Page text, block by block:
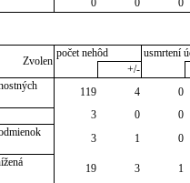
Zvolen
počet nehôd
usmrtení
+/-
119 4
0
3 0
0
3 1
0
19 3
1